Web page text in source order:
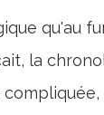
qu'au
la